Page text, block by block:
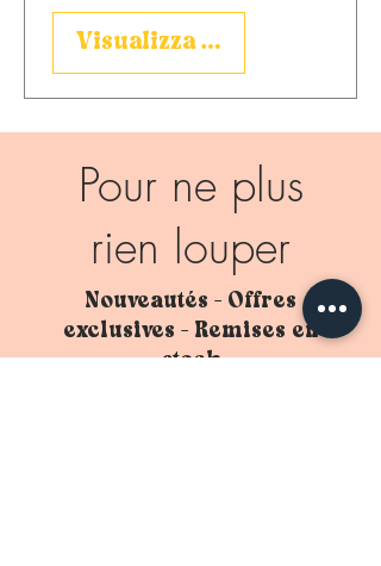
Visualizza dettagli
Pour ne plus
rien louper
Nouveautés - Offres
exclusives - Remises en
stock